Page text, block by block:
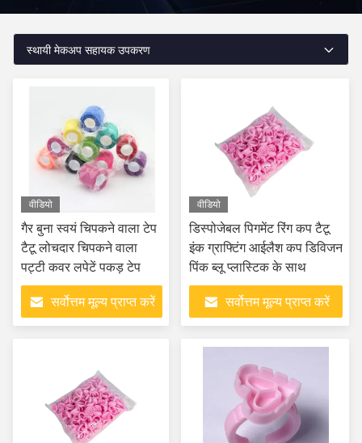
स्थायी मेकअप सहायक उपकरण
वीडियो
गैर बुना स्वयं चिपकने वाला टेप
टैटू लोचदार चिपकने वाला
पट्टी कवर लपेटें पकड़ टेप
सर्वोत्तम मूल्य प्राप्त करें
वीडियो
डिस्पोजेबल पिगमेंट रिंग कप टैटू
इंक ग्राफ्टिंग आईलैश कप डिविजन
पिंक ब्लू प्लास्टिक के साथ
सर्वोत्तम मूल्य प्राप्त करें